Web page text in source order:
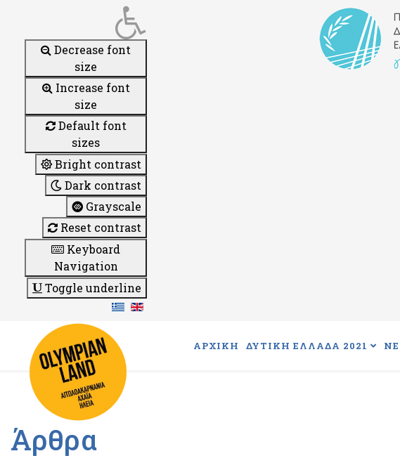
Decrease font
size
Increase font
size
Default font
sizes
Bright contrast
Dark contrast
Grayscale
Reset contrast
Keyboard
Navigation
Toggle underline
ΑΡΧΙΚΗ ΔΥΤΙΚΗ ΕΛΛΑΔΑ 2021
Άρθρα